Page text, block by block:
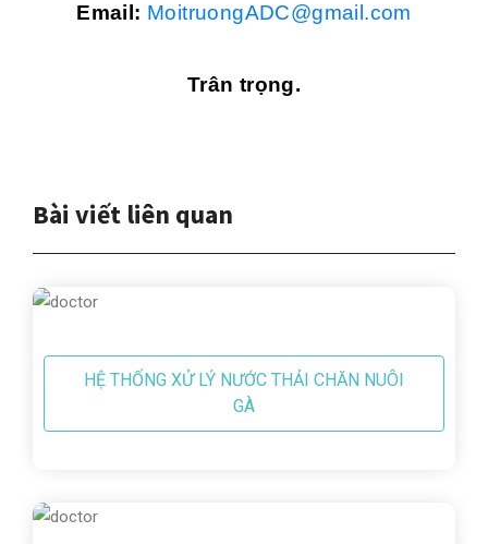
Email: MoitruongADC@gmail.com
Trân trọng.
Bài viết liên quan
HỆ THỐNG XỬ LÝ NƯỚC THẢI CHĂN NUÔI
GÀ